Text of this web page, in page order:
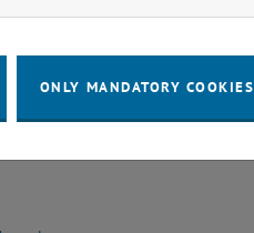
ONLY MANDATORY COOKIES